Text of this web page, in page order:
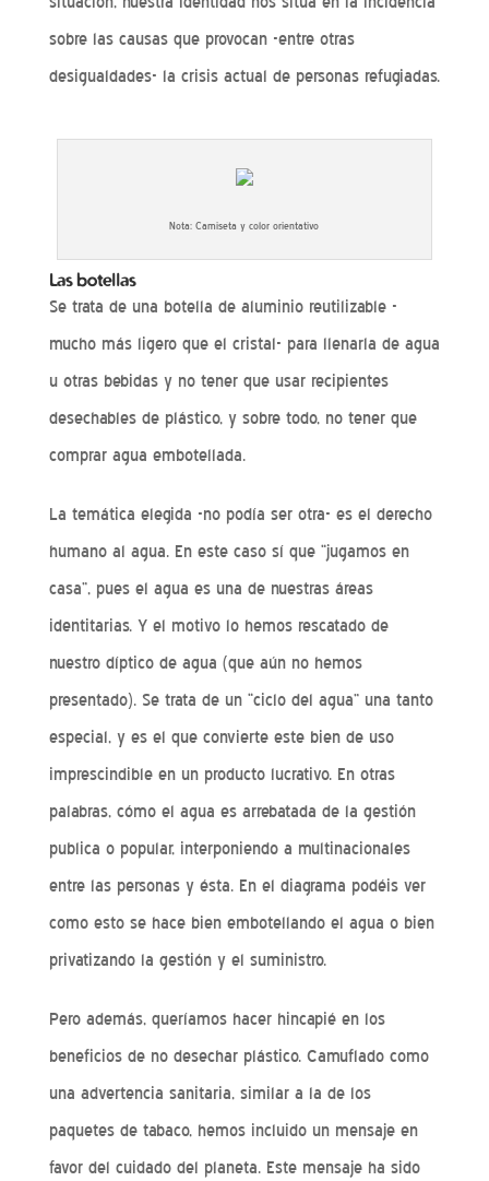
sobre las causas que provocan -entre otras
desigualdades- la crisis actual de personas refugiadas.
Nota: Camiseta y color orientativo
Las botellas
Se trata de una botella de aluminio reutilizable -
mucho más ligero que el cristal- para llenarla de agua
u otras bebidas y no tener que usar recipientes
desechables de plástico, y sobre todo, no tener que
comprar agua embotellada.
La temática elegida -no podía ser otra- es el derecho
humano al agua. En este caso sí que “jugamos en
casa”, pues el agua es una de nuestras áreas
identitarias. Y el motivo lo hemos rescatado de
nuestro díptico de agua (que aún no hemos
presentado). Se trata de un “ciclo del agua” una tanto
especial, y es el que convierte este bien de uso
imprescindible en un producto lucrativo. En otras
palabras, cómo el agua es arrebatada de la gestión
publica o popular, interponiendo a multinacionales
entre las personas y ésta. En el diagrama podéis ver
como esto se hace bien embotellando el agua o bien
privatizando la gestión y el suministro.
Pero además, queríamos hacer hincapié en los
beneficios de no desechar plástico. Camuflado como
una advertencia sanitaria, similar a la de los
paquetes de tabaco, hemos incluido un mensaje en
favor del cuidado del planeta. Este mensaje ha sido